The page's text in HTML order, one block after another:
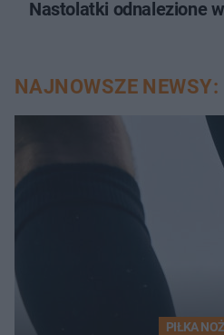
Nastolatki odnalezione
NAJNOWSZE NEWSY:
PIŁKA